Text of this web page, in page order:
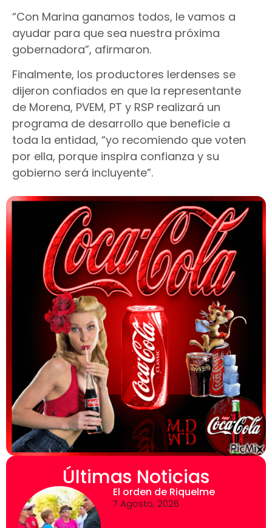
“Con Marina ganamos todos, le vamos a
ayudar para que sea nuestra próxima
gobernadora”, afirmaron.
Finalmente, los productores lerdenses se
dijeron confiados en que la representante
de Morena, PVEM, PT y RSP realizará un
programa de desarrollo que beneficie a
toda la entidad, “yo recomiendo que voten
por ella, porque inspira confianza y su
gobierno será incluyente”.
Últimas Noticias
El orden de Riquelme
7 Agosto, 2026